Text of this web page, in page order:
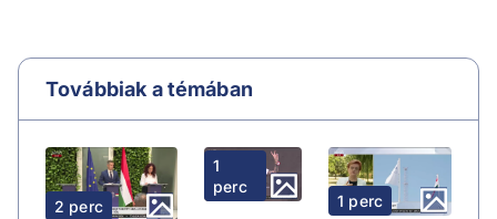
Továbbiak a témában
2 perc
1
perc
1 perc